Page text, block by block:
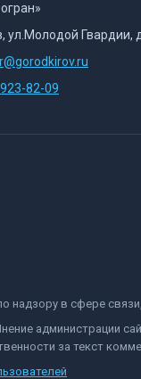
ул.Молодой Гвардии,
82-09
в сфере
администрации
за текст